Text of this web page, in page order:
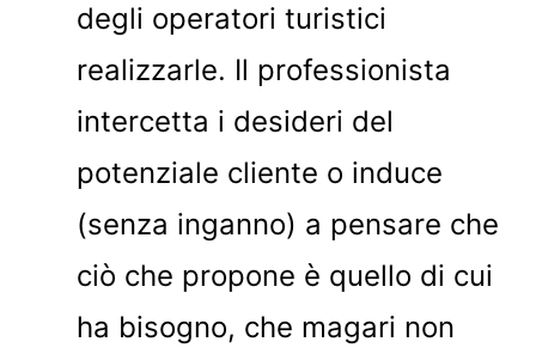
degli operatori turistici
realizzarle. Il professionista
intercetta i desideri del
potenziale cliente o induce
(senza inganno) a pensare che
ciò che propone è quello di cui
ha bisogno, che magari non